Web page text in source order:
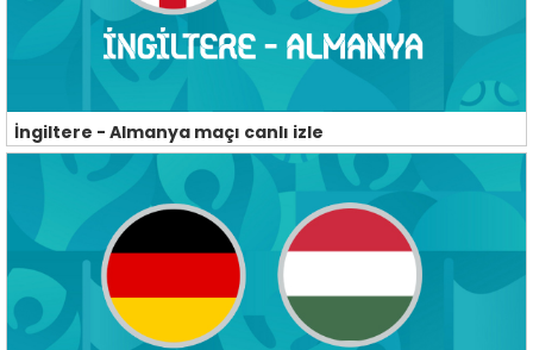
İngiltere - Almanya maçı canlı izle